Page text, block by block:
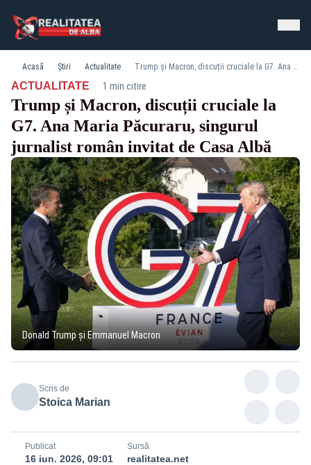
Acasă Știri Actualitate Trump și Macron, discuții cruciale la G7. Ana Maria Păcuraru, singurul jurnalist român invitat de Casa Albă
ACTUALITATE· 1 min citire
Trump și Macron, discuții cruciale la
G7. Ana Maria Păcuraru, singurul
jurnalist român invitat de Casa Albă
Donald Trump și Emmanuel Macron
Scris de
Stoica Marian
Publicat
16 iun. 2026, 09:01
Sursă
realitatea.net